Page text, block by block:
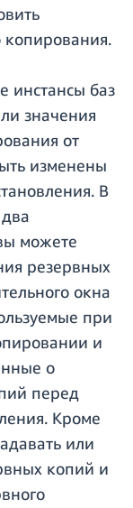
инстансы баз
значения
от
изменены
В
можете
резервных
окна
при
и
о
перед
Кроме
или
копий и